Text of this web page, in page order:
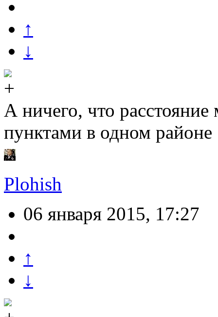
↑
↓
А ничего, что
пунктами в одном районе
Plohish
06 января 2015, 17:27
↑
↓